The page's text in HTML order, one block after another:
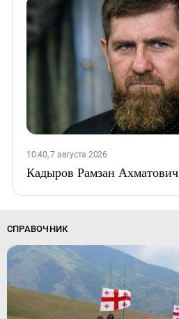
10:40, 7 августа 2026
Кадыров Рамзан Ахматович
СПРАВОЧНИК